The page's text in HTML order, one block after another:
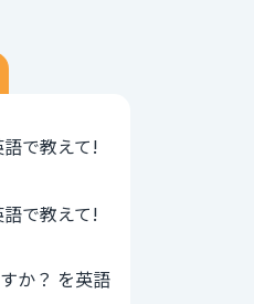
で教えて!
で教えて!
か？ を英語